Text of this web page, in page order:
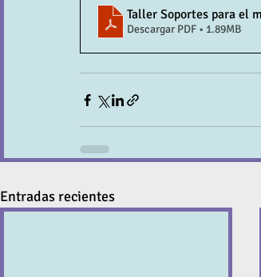
Taller Soportes para el
Descargar PDF • 1.89MB
Entradas recientes